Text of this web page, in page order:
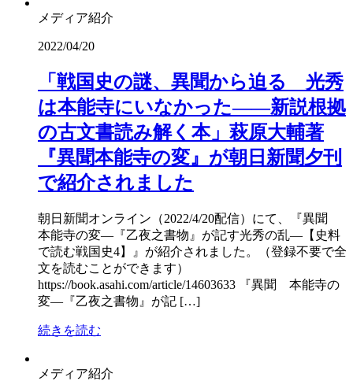
メディア紹介
2022/04/20
「戦国史の謎、異聞から迫る 光秀
は本能寺にいなかった――新説根拠
の古文書読み解く本」萩原大輔著
『異聞本能寺の変』が朝日新聞夕刊
で紹介されました
朝日新聞オンライン（2022/4/20配信）にて、『異聞
本能寺の変―『乙夜之書物』が記す光秀の乱―【史料
で読む戦国史4】』が紹介されました。（登録不要で全
文を読むことができます）
https://book.asahi.com/article/14603633 『異聞 本能寺の
変―『乙夜之書物』が記 […]
続きを読む
メディア紹介